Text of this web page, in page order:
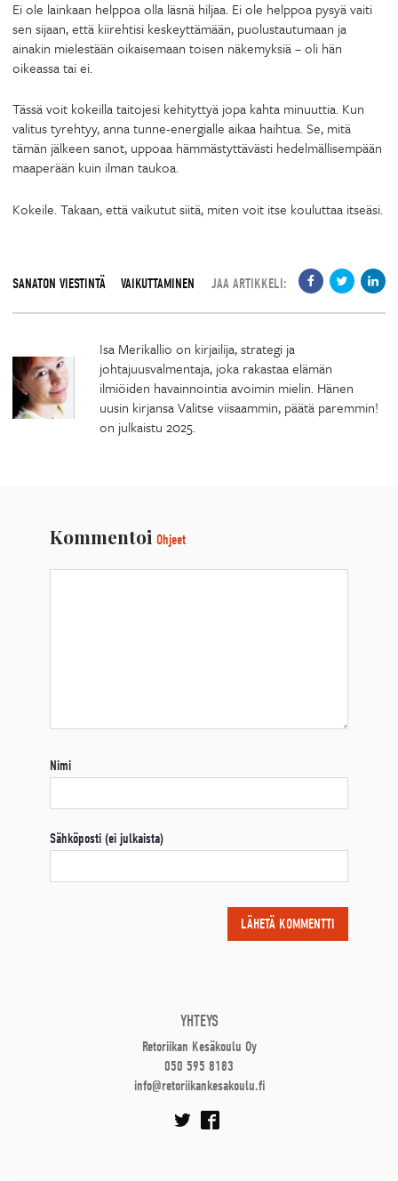
Ei ole lainkaan helppoa olla läsnä hiljaa. Ei ole helppoa pysyä vaiti
sen sijaan, että kiirehtisi keskeyttämään, puolustautumaan ja
ainakin mielestään oikaisemaan toisen näkemyksiä – oli hän
oikeassa tai ei.
Tässä voit kokeilla taitojesi kehityttyä jopa kahta minuuttia. Kun
valitus tyrehtyy, anna tunne-energialle aikaa haihtua. Se, mitä
tämän jälkeen sanot, uppoaa hämmästyttävästi hedelmällisempään
maaperään kuin ilman taukoa.
Kokeile. Takaan, että vaikutut siitä, miten voit itse kouluttaa itseäsi.
SANATON VIESTINTÄ VAIKUTTAMINEN JAA ARTIKKELI:
Isa Merikallio on kirjailija, strategi ja
johtajuusvalmentaja, joka rakastaa elämän
ilmiöiden havainnointia avoimin mielin. Hänen
uusin kirjansa Valitse viisaammin, päätä paremmin!
on julkaistu 2025.
Kommentoi Ohjeet
Nimi
Sähköposti (ei julkaista)
YHTEYS
Retoriikan Kesäkoulu Oy
050 595 8183
info@retoriikankesakoulu.fi